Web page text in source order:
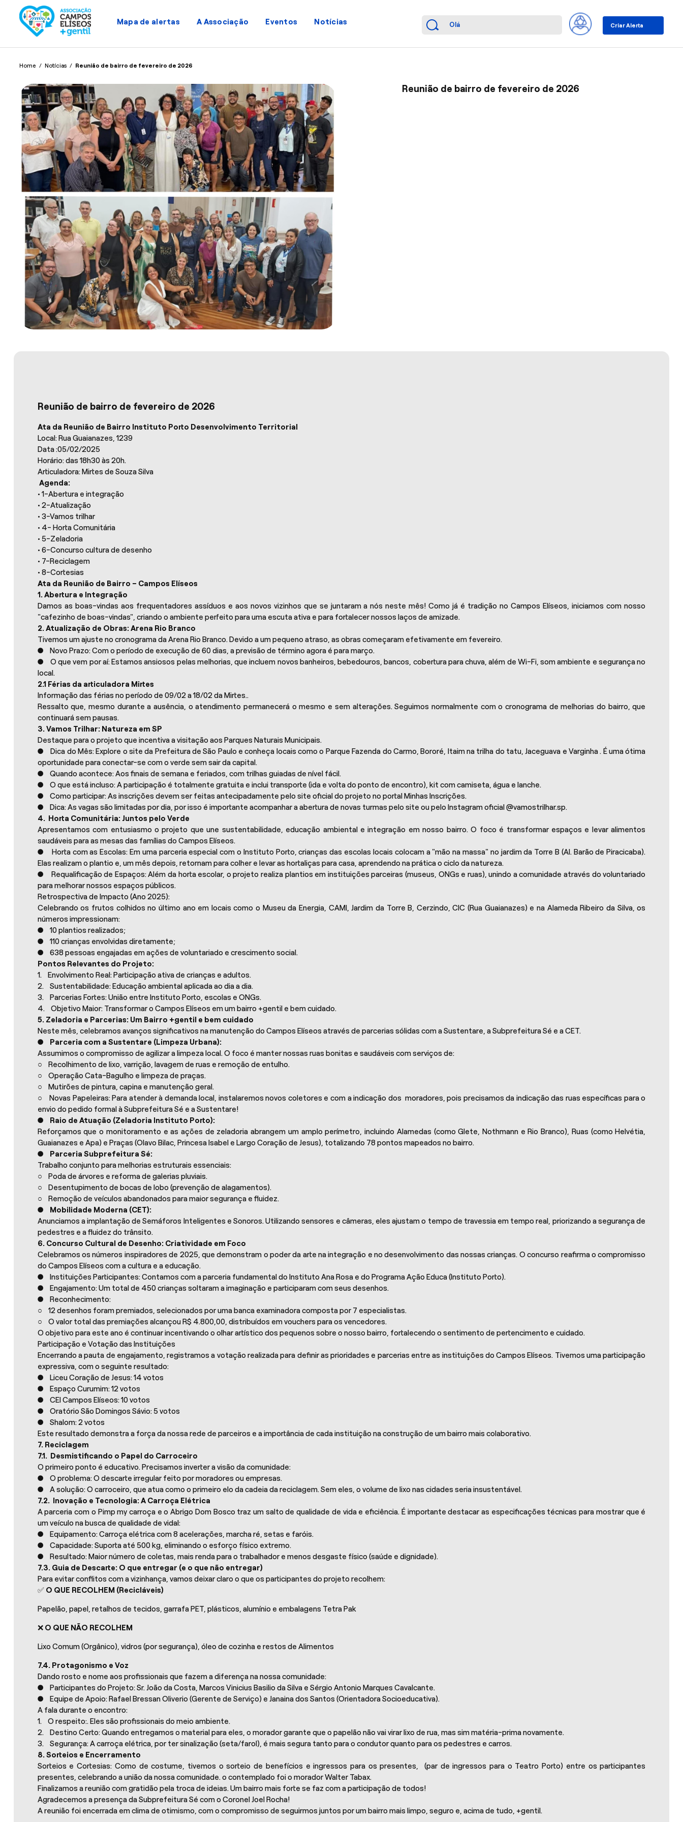
Mapa de alertas A Associação Eventos Notícias Criar Alerta
Home / Notícias / Reunião de bairro de fevereiro de 2026
Reunião de bairro de fevereiro de 2026
Reunião de bairro de fevereiro de 2026
Ata da Reunião de Bairro Instituto Porto Desenvolvimento Territorial
Local: Rua Guaianazes, 1239
Data :05/02/2025
Horário: das 18h30 às 20h.
Articuladora: Mirtes de Souza Silva
Agenda:
• 1-Abertura e integração
• 2-Atualização
• 3-Vamos trilhar
• 4- Horta Comunitária
• 5-Zeladoria
• 6-Concurso cultura de desenho
• 7-Reciclagem
• 8-Cortesias
Ata da Reunião de Bairro – Campos Elíseos
1. Abertura e Integração
Damos as boas-vindas aos frequentadores assíduos e aos novos vizinhos que se juntaram a nós neste mês! Como já é tradição no Campos Elíseos, iniciamos com nosso
"cafezinho de boas-vindas", criando o ambiente perfeito para uma escuta ativa e para fortalecer nossos laços de amizade.
2. Atualização de Obras: Arena Rio Branco
Tivemos um ajuste no cronograma da Arena Rio Branco. Devido a um pequeno atraso, as obras começaram efetivamente em fevereiro.
● Novo Prazo: Com o período de execução de 60 dias, a previsão de término agora é para março.
● O que vem por aí: Estamos ansiosos pelas melhorias, que incluem novos banheiros, bebedouros, bancos, cobertura para chuva, além de Wi-Fi, som ambiente e segurança no
local.
2.1 Férias da articuladora Mirtes
Informação das férias no período de 09/02 a 18/02 da Mirtes..
Ressalto que, mesmo durante a ausência, o atendimento permanecerá o mesmo e sem alterações. Seguimos normalmente com o cronograma de melhorias do bairro, que
continuará sem pausas.
3. Vamos Trilhar: Natureza em SP
Destaque para o projeto que incentiva a visitação aos Parques Naturais Municipais.
● Dica do Mês: Explore o site da Prefeitura de São Paulo e conheça locais como o Parque Fazenda do Carmo, Bororé, Itaim na trilha do tatu, Jaceguava e Varginha . É uma ótima
oportunidade para conectar-se com o verde sem sair da capital.
● Quando acontece: Aos finais de semana e feriados, com trilhas guiadas de nível fácil.
● O que está incluso: A participação é totalmente gratuita e inclui transporte (ida e volta do ponto de encontro), kit com camiseta, água e lanche.
● Como participar: As inscrições devem ser feitas antecipadamente pelo site oficial do projeto no portal Minhas Inscrições.
● Dica: As vagas são limitadas por dia, por isso é importante acompanhar a abertura de novas turmas pelo site ou pelo Instagram oficial @vamostrilhar.sp.
4. Horta Comunitária: Juntos pelo Verde
Apresentamos com entusiasmo o projeto que une sustentabilidade, educação ambiental e integração em nosso bairro. O foco é transformar espaços e levar alimentos
saudáveis para as mesas das famílias do Campos Elíseos.
● Horta com as Escolas: Em uma parceria especial com o Instituto Porto, crianças das escolas locais colocam a "mão na massa" no jardim da Torre B (Al. Barão de Piracicaba).
Elas realizam o plantio e, um mês depois, retornam para colher e levar as hortaliças para casa, aprendendo na prática o ciclo da natureza.
● Requalificação de Espaços: Além da horta escolar, o projeto realiza plantios em instituições parceiras (museus, ONGs e ruas), unindo a comunidade através do voluntariado
para melhorar nossos espaços públicos.
Retrospectiva de Impacto (Ano 2025):
Celebrando os frutos colhidos no último ano em locais como o Museu da Energia, CAMI, Jardim da Torre B, Cerzindo, CIC (Rua Guaianazes) e na Alameda Ribeiro da Silva, os
números impressionam:
● 10 plantios realizados;
● 110 crianças envolvidas diretamente;
● 638 pessoas engajadas em ações de voluntariado e crescimento social.
Pontos Relevantes do Projeto:
1. Envolvimento Real: Participação ativa de crianças e adultos.
2. Sustentabilidade: Educação ambiental aplicada ao dia a dia.
3. Parcerias Fortes: União entre Instituto Porto, escolas e ONGs.
4. Objetivo Maior: Transformar o Campos Elíseos em um bairro +gentil e bem cuidado.
5. Zeladoria e Parcerias: Um Bairro +gentil e bem cuidado
Neste mês, celebramos avanços significativos na manutenção do Campos Elíseos através de parcerias sólidas com a Sustentare, a Subprefeitura Sé e a CET.
●
Parceria com a Sustentare (Limpeza Urbana):
Assumimos o compromisso de agilizar a limpeza local. O foco é manter nossas ruas bonitas e saudáveis com serviços de:
○ Recolhimento de lixo, varrição, lavagem de ruas e remoção de entulho.
○ Operação Cata-Bagulho e limpeza de praças.
○ Mutirões de pintura, capina e manutenção geral.
○ Novas Papeleiras: Para atender à demanda local, instalaremos novos coletores e com a indicação dos moradores, pois precisamos da indicação das ruas específicas para o
envio do pedido formal à Subprefeitura Sé e a Sustentare!
●
Raio de Atuação (Zeladoria Instituto Porto):
Reforçamos que o monitoramento e as ações de zeladoria abrangem um amplo perímetro, incluindo Alamedas (como Glete, Nothmann e Rio Branco), Ruas (como Helvétia,
Guaianazes e Apa) e Praças (Olavo Bilac, Princesa Isabel e Largo Coração de Jesus), totalizando 78 pontos mapeados no bairro.
●
Parceria Subprefeitura Sé:
Trabalho conjunto para melhorias estruturais essenciais:
○ Poda de árvores e reforma de galerias pluviais.
○ Desentupimento de bocas de lobo (prevenção de alagamentos).
○ Remoção de veículos abandonados para maior segurança e fluidez.
● Mobilidade Moderna (CET):
Anunciamos a implantação de Semáforos Inteligentes e Sonoros. Utilizando sensores e câmeras, eles ajustam o tempo de travessia em tempo real, priorizando a segurança de
pedestres e a fluidez do trânsito.
6. Concurso Cultural de Desenho: Criatividade em Foco
Celebramos os números inspiradores de 2025, que demonstram o poder da arte na integração e no desenvolvimento das nossas crianças. O concurso reafirma o compromisso
do Campos Elíseos com a cultura e a educação.
● Instituições Participantes: Contamos com a parceria fundamental do Instituto Ana Rosa e do Programa Ação Educa (Instituto Porto).
● Engajamento: Um total de 450 crianças soltaram a imaginação e participaram com seus desenhos.
● Reconhecimento:
○ 12 desenhos foram premiados, selecionados por uma banca examinadora composta por 7 especialistas.
○ O valor total das premiações alcançou R$ 4.800,00, distribuídos em vouchers para os vencedores.
O objetivo para este ano é continuar incentivando o olhar artístico dos pequenos sobre o nosso bairro, fortalecendo o sentimento de pertencimento e cuidado.
Participação e Votação das Instituições
Encerrando a pauta de engajamento, registramos a votação realizada para definir as prioridades e parcerias entre as instituições do Campos Elíseos. Tivemos uma participação
expressiva, com o seguinte resultado:
● Liceu Coração de Jesus: 14 votos
● Espaço Curumim: 12 votos
● CEI Campos Elíseos: 10 votos
● Oratório São Domingos Sávio: 5 votos
● Shalom: 2 votos
Este resultado demonstra a força da nossa rede de parceiros e a importância de cada instituição na construção de um bairro mais colaborativo.
7. Reciclagem
7.1. Desmistificando o Papel do Carroceiro
O primeiro ponto é educativo. Precisamos inverter a visão da comunidade:
● O problema: O descarte irregular feito por moradores ou empresas.
● A solução: O carroceiro, que atua como o primeiro elo da cadeia da reciclagem. Sem eles, o volume de lixo nas cidades seria insustentável.
7.2. Inovação e Tecnologia: A Carroça Elétrica
A parceria com o Pimp my carroça e o Abrigo Dom Bosco traz um salto de qualidade de vida e eficiência. É importante destacar as especificações técnicas para mostrar que é
um veículo na busca de qualidade de vidal:
● Equipamento: Carroça elétrica com 8 acelerações, marcha ré, setas e faróis.
● Capacidade: Suporta até 500 kg, eliminando o esforço físico extremo.
● Resultado: Maior número de coletas, mais renda para o trabalhador e menos desgaste físico (saúde e dignidade).
7.3. Guia de Descarte: O que entregar (e o que não entregar)
Para evitar conflitos com a vizinhança, vamos deixar claro o que os participantes do projeto recolhem:
✅ O QUE RECOLHEM (Recicláveis)
Papelão, papel, retalhos de tecidos, garrafa PET, plásticos, alumínio e embalagens Tetra Pak
❌ O QUE NÃO RECOLHEM
Lixo Comum (Orgânico), vidros (por segurança), óleo de cozinha e restos de Alimentos
7.4. Protagonismo e Voz
Dando rosto e nome aos profissionais que fazem a diferença na nossa comunidade:
● Participantes do Projeto: Sr. João da Costa, Marcos Vinicius Basilio da Silva e Sérgio Antonio Marques Cavalcante.
● Equipe de Apoio: Rafael Bressan Oliverio (Gerente de Serviço) e Janaina dos Santos (Orientadora Socioeducativa).
A fala durante o encontro:
1. O respeito:. Eles são profissionais do meio ambiente.
2. Destino Certo: Quando entregamos o material para eles, o morador garante que o papelão não vai virar lixo de rua, mas sim matéria-prima novamente.
3. Segurança: A carroça elétrica, por ter sinalização (seta/farol), é mais segura tanto para o condutor quanto para os pedestres e carros.
8. Sorteios e Encerramento
Sorteios e Cortesias: Como de costume, tivemos o sorteio de benefícios e ingressos para os presentes, (par de ingressos para o Teatro Porto) entre os participantes
presentes, celebrando a união da nossa comunidade. o contemplado foi o morador Walter Tabax.
Finalizamos a reunião com gratidão pela troca de ideias. Um bairro mais forte se faz com a participação de todos!
Agradecemos a presença da Subprefeitura Sé com o Coronel Joel Rocha!
A reunião foi encerrada em clima de otimismo, com o compromisso de seguirmos juntos por um bairro mais limpo, seguro e, acima de tudo, +gentil.